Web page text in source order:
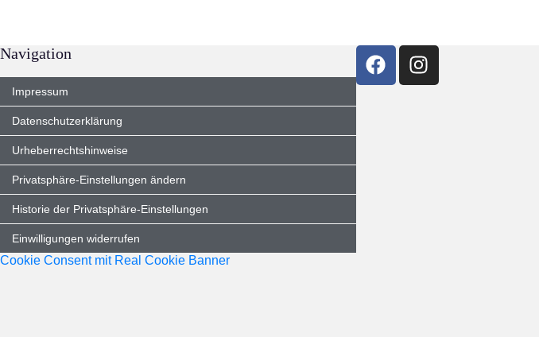
Navigation
Impressum
Datenschutzerklärung
Urheberrechtshinweise
Privatsphäre-Einstellungen ändern
Historie der Privatsphäre-Einstellungen
Einwilligungen widerrufen
Cookie Consent mit Real Cookie Banner